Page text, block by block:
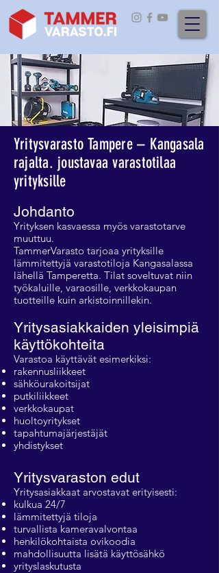
Yritysvarasto Tampere – Kangasala
rajalta. joustavaa varastotilaa
yrityksille
Johdanto
Yrityksen kasvaessa myös varastotarve
muuttuu.
TammerVarasto tarjoaa yrityksille
lämmitettyjä varastotiloja Kangasalassa
lähellä Tamperetta. Tilat soveltuvat niin
työkaluille, varaosille, verkkokaupan
tuotteille kuin arkistoinnillekin.
Yritysasiakkaiden yleisimpiä
käyttökohteita
Varastoa käyttävät esimerkiksi:
rakennusliikkeet
sähköurakoitsijat
putkiliikkeet
verkkokaupat
huoltoyritykset
tapahtumajärjestäjät
yhdistykset
Yritysvaraston edut
Yritysasiakkaat arvostavat erityisesti:
kulkua 24/7
lämmitettyjä tiloja
turvallista kameravalvontaa
henkilökohtaista ovikoodia
mahdollisuutta lisätä käyttösähkö
yrityslaskutusta